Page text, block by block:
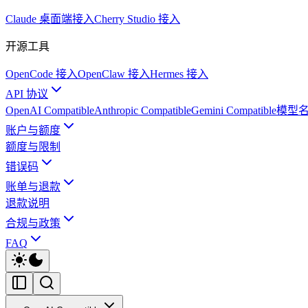
Claude 桌面端接入Cherry Studio 接入
开源工具
OpenCode 接入OpenClaw 接入Hermes 接入
API 协议
OpenAI CompatibleAnthropic CompatibleGemini Compatible模型
账户与额度
额度与限制
错误码
账单与退款
退款说明
合规与政策
FAQ